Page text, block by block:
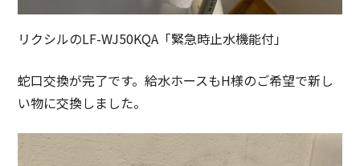
リクシルのLF-WJ50KQA「緊急時止水機能付」
蛇口交換が完了です。給水ホースもH様のご希望で新し
い物に交換しました。